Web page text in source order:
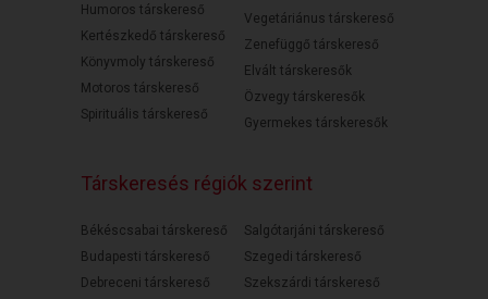
Humoros társkereső
Kertészkedő társkereső
Könyvmoly társkereső
Motoros társkereső
Spirituális társkereső
Vegetáriánus társkereső
Zenefüggő társkereső
Elvált társkeresők
Özvegy társkeresők
Gyermekes társkeresők
Társkeresés régiók szerint
Békéscsabai társkereső
Budapesti társkereső
Debreceni társkereső
Salgótarjáni társkereső
Szegedi társkereső
Szekszárdi társkereső